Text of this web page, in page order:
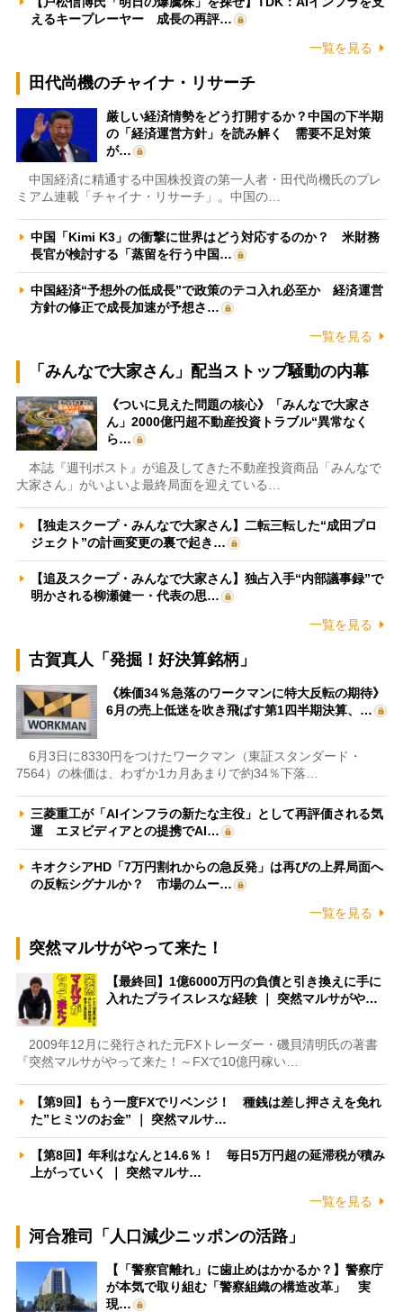
えるキープレーヤー 成長の再評…
一覧を見る
田代尚機のチャイナ・リサーチ
厳しい経済情勢をどう打開するか？中国の下半期
の「経済運営方針」を読み解く 需要不足対策
が…
中国経済に精通する中国株投資の第一人者・田代尚機氏のプレ
ミアム連載「チャイナ・リサーチ」。中国の…
中国「Kimi K3」の衝撃に世界はどう対応するのか？ 米財務
長官が検討する「蒸留を行う中国…
中国経済“予想外の低成長”で政策のテコ入れ必至か 経済運営
方針の修正で成長加速が予想さ…
一覧を見る
「みんなで大家さん」配当ストップ騒動の内幕
《ついに見えた問題の核心》「みんなで大家さ
ん」2000億円超不動産投資トラブル“異常なく
ら…
本誌『週刊ポスト』が追及してきた不動産投資商品「みんなで
大家さん」がいよいよ最終局面を迎えている…
【独走スクープ・みんなで大家さん】二転三転した“成田プロ
ジェクト”の計画変更の裏で起き…
【追及スクープ・みんなで大家さん】独占入手“内部議事録”で
明かされる柳瀬健一・代表の思…
一覧を見る
古賀真人「発掘！好決算銘柄」
《株価34％急落のワークマンに特大反転の期待》
6月の売上低迷を吹き飛ばす第1四半期決算、…
6月3日に8330円をつけたワークマン（東証スタンダード・
7564）の株価は、わずか1カ月あまりで約34％下落…
三菱重工が「AIインフラの新たな主役」として再評価される気
運 エヌビディアとの提携でAI…
キオクシアHD「7万円割れからの急反発」は再びの上昇局面へ
の反転シグナルか？ 市場のムー…
一覧を見る
突然マルサがやって来た！
【最終回】1億6000万円の負債と引き換えに手に
入れたプライスレスな経験 ｜ 突然マルサがや…
2009年12月に発行された元FXトレーダー・磯貝清明氏の著書
『突然マルサがやって来た！～FXで10億円稼い…
【第9回】もう一度FXでリベンジ！ 種銭は差し押さえを免れ
た”ヒミツのお金” ｜ 突然マルサ…
【第8回】年利はなんと14.6％！ 毎日5万円超の延滞税が積み
上がっていく ｜ 突然マルサ…
一覧を見る
河合雅司「人口減少ニッポンの活路」
【「警察官離れ」に歯止めはかかるか？】警察庁
が本気で取り組む「警察組織の構造改革」 実
現…